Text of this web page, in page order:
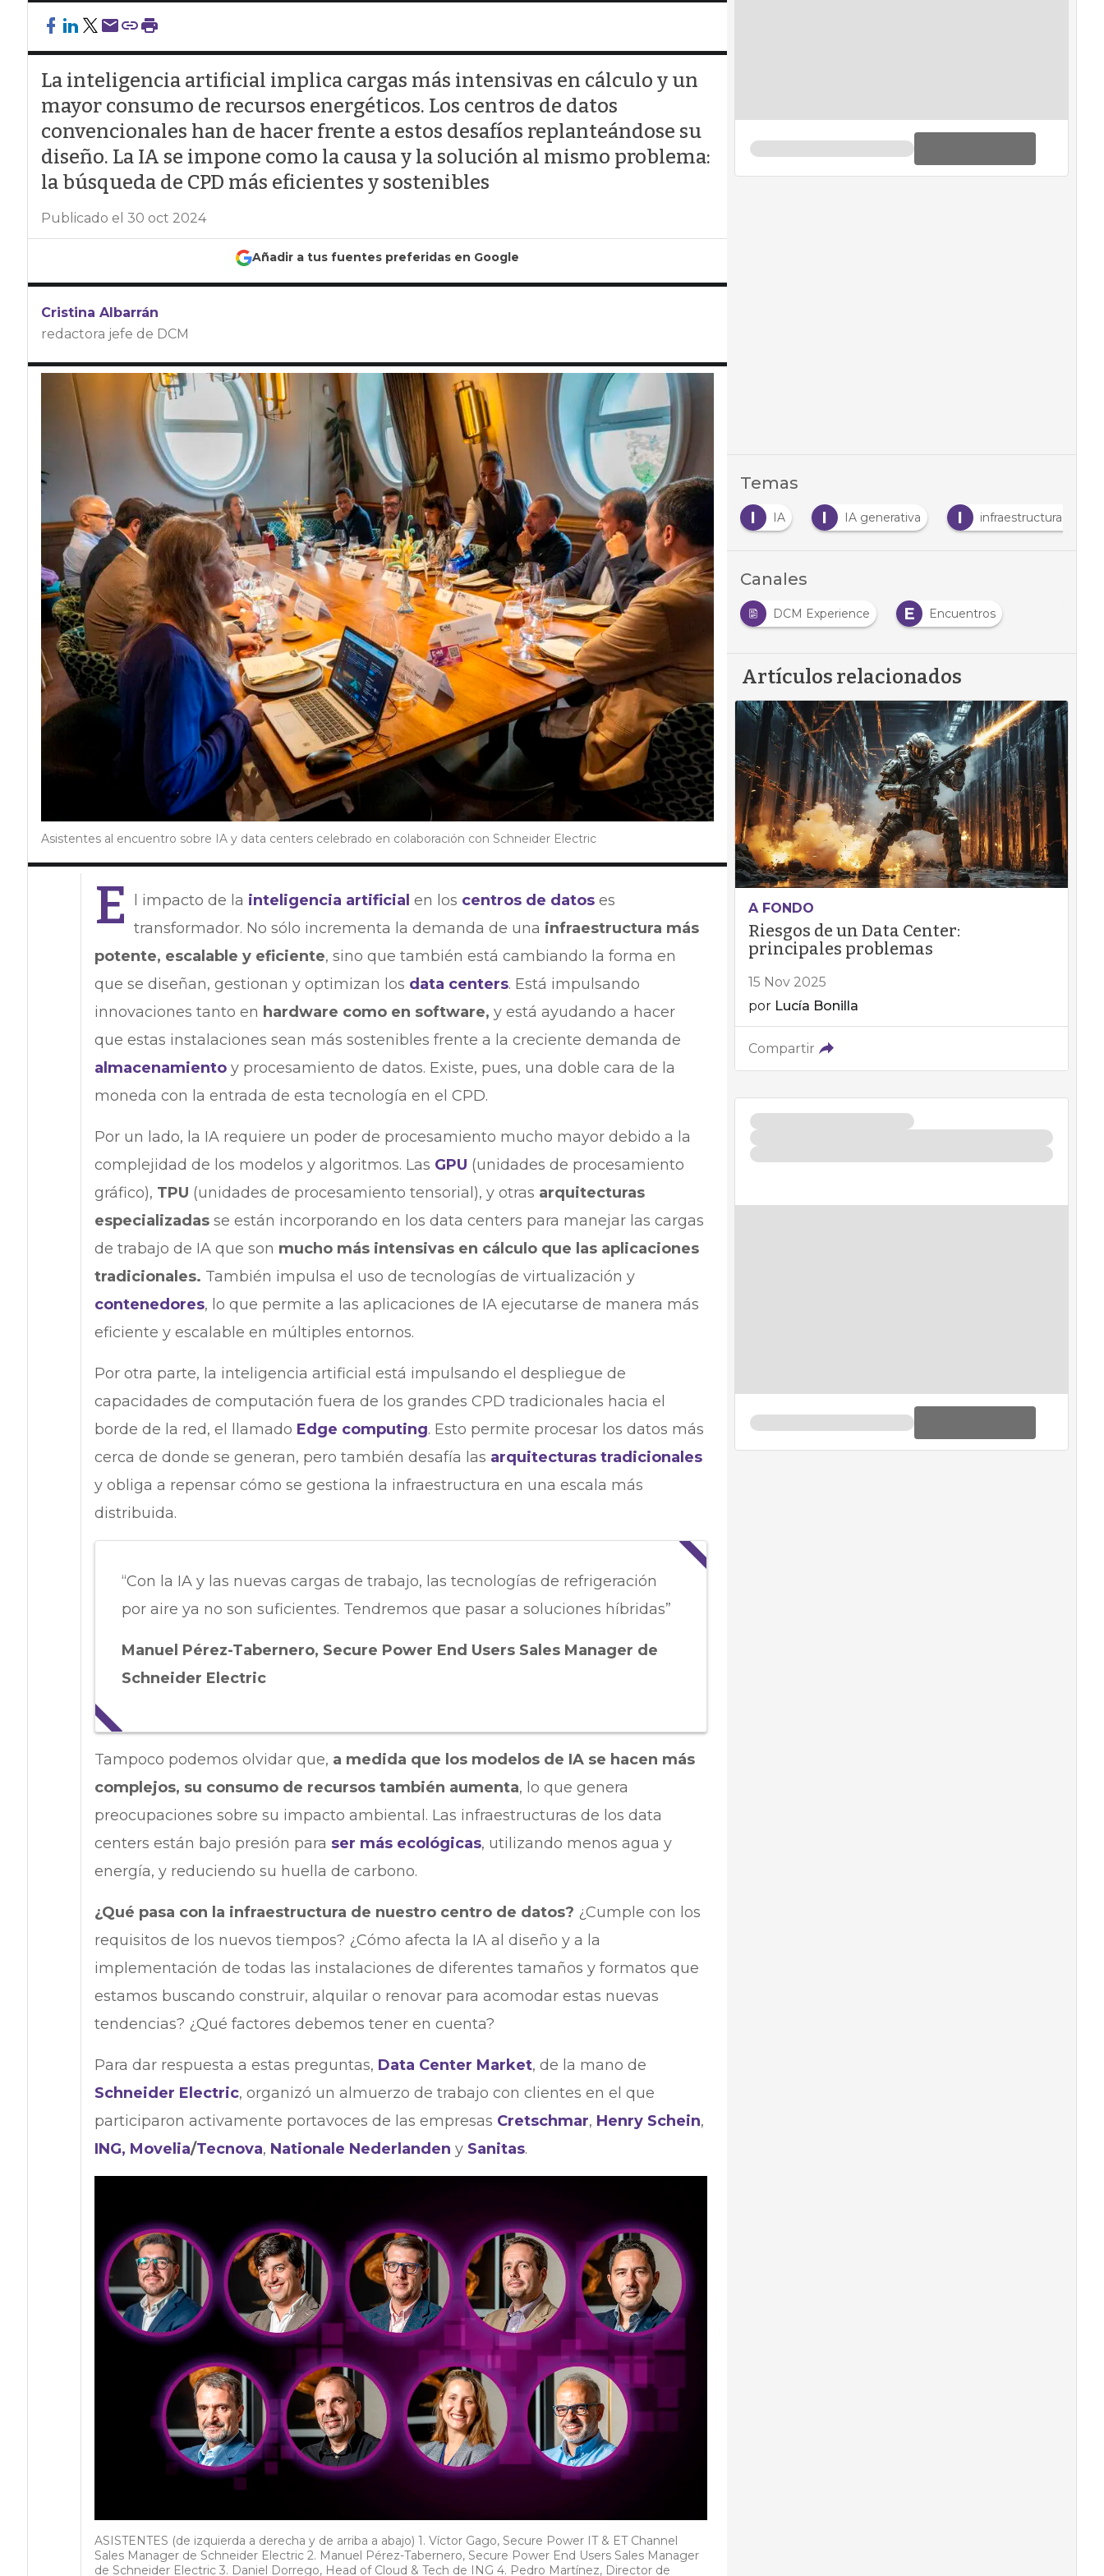
La inteligencia artificial implica cargas más intensivas en cálculo y un
mayor consumo de recursos energéticos. Los centros de datos
convencionales han de hacer frente a estos desafíos replanteándose su
diseño. La IA se impone como la causa y la solución al mismo problema:
la búsqueda de CPD más eficientes y sostenibles
Publicado el 30 oct 2024
Añadir a tus fuentes preferidas en Google
Cristina Albarrán
redactora jefe de DCM
Asistentes al encuentro sobre IA y data centers celebrado en colaboración con Schneider Electric
E l impacto de la inteligencia artificial en los centros de datoses
transformador. No sólo incrementa la demanda de una infraestructura más
potente, escalable y eficiente, sino que también está cambiando la forma en
que se diseñan, gestionan y optimizan los data centers. Está impulsando
innovaciones tanto en hardware como en software, y está ayudando a hacer
que estas instalaciones sean más sostenibles frente a la creciente demanda de
almacenamientoy procesamiento de datos. Existe, pues, una doble cara de la
moneda con la entrada de esta tecnología en el CPD.
Por un lado, la IA requiere un poder de procesamiento mucho mayor debido a la
complejidad de los modelos y algoritmos. Las GPU (unidades de procesamiento
gráfico), TPU (unidades de procesamiento tensorial), y otras arquitecturas
especializadasse están incorporando en los data centers para manejar las cargas
de trabajo de IA que son mucho más intensivas en cálculo que las aplicaciones
tradicionales. También impulsa el uso de tecnologías de virtualización y
contenedores, lo que permite a las aplicaciones de IA ejecutarse de manera más
eficiente y escalable en múltiples entornos.
Por otra parte, la inteligencia artificial está impulsando el despliegue de
capacidades de computación fuera de los grandes CPD tradicionales hacia el
borde de la red, el llamado Edge computing. Esto permite procesar los datos más
cerca de donde se generan, pero también desafía las arquitecturas tradicionales
y obliga a repensar cómo se gestiona la infraestructura en una escala más
distribuida.
“Con la IA y las nuevas cargas de trabajo, las tecnologías de refrigeración
por aire ya no son suficientes. Tendremos que pasar a soluciones híbridas”
Manuel Pérez-Tabernero, Secure Power End Users Sales Manager de
Schneider Electric
Tampoco podemos olvidar que, a medida que los modelos de IA se hacen más
complejos, su consumo de recursos también aumenta, lo que genera
preocupaciones sobre su impacto ambiental. Las infraestructuras de los data
centers están bajo presión para ser más ecológicas, utilizando menos agua y
energía, y reduciendo su huella de carbono.
¿Qué pasa con la infraestructura de nuestro centro de datos? ¿Cumple con los
requisitos de los nuevos tiempos? ¿Cómo afecta la IA al diseño y a la
implementación de todas las instalaciones de diferentes tamaños y formatos que
estamos buscando construir, alquilar o renovar para acomodar estas nuevas
tendencias? ¿Qué factores debemos tener en cuenta?
Para dar respuesta a estas preguntas, Data Center Market, de la mano de
Schneider Electric, organizó un almuerzo de trabajo con clientes en el que
participaron activamente portavoces de las empresas Cretschmar, Henry Schein,
ING, Movelia/Tecnova, Nationale Nederlanden y Sanitas.
ASISTENTES (de izquierda a derecha y de arriba a abajo) 1. Víctor Gago, Secure Power IT & ET Channel
Sales Manager de Schneider Electric 2. Manuel Pérez-Tabernero, Secure Power End Users Sales Manager
de Schneider Electric 3. Daniel Dorrego, Head of Cloud & Tech de ING 4. Pedro Martínez, Director de
Temas
E
Encuentros I IA I IA generativa I infraestructura data
Canales
DCM Experience E Encuentros
Artículos relacionados
A FONDO
Riesgos de un Data Center:
principales problemas
15 Nov 2025
por Lucía Bonilla
Compartir